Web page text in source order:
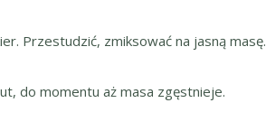
Przestudzić, zmiksować na jasną masę.
do momentu aż masa zgęstnieje.